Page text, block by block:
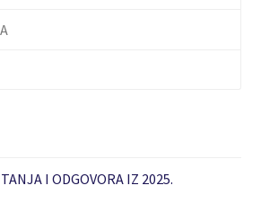
I ODGOVORA IZ 2025.